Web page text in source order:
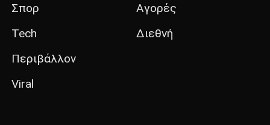
Σπορ
Tech
Περιβάλλον
Viral
Αγορές
Διεθνή